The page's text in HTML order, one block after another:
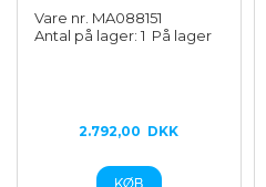
Vare nr. MA088151
Antal på lager: 1 På lager
2.792,00 DKK